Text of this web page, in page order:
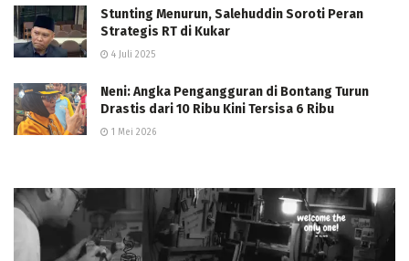
Stunting Menurun, Salehuddin Soroti Peran
Strategis RT di Kukar
4 Juli 2025
Neni: Angka Pengangguran di Bontang Turun
Drastis dari 10 Ribu Kini Tersisa 6 Ribu
1 Mei 2026